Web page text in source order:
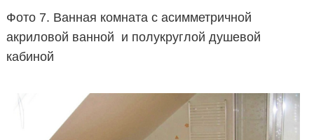
Фото 7. Ванная комната с асимметричной
акриловой ванной и полукруглой душевой
кабиной